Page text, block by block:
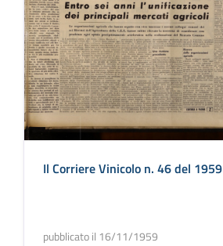
Il Corriere Vinicolo n. 46 del 1959
pubblicato il 16/11/1959